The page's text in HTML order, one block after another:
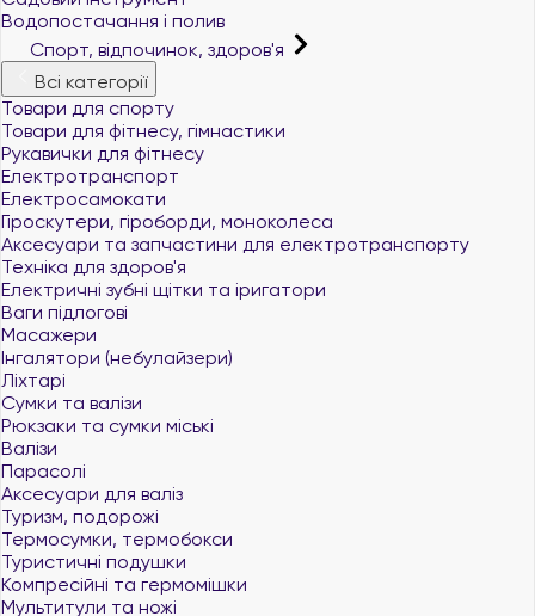
Водопостачання і полив
Спорт, відпочинок, здоров'я
Всі категорії
Товари для спорту
Товари для фітнесу, гімнастики
Рукавички для фітнесу
Електротранспорт
Електросамокати
Гіроскутери, гіроборди, моноколеса
Аксесуари та запчастини для електротранспорту
Техніка для здоров'я
Електричні зубні щітки та іригатори
Ваги підлогові
Масажери
Інгалятори (небулайзери)
Ліхтарі
Сумки та валізи
Рюкзаки та сумки міські
Валізи
Парасолі
Аксесуари для валіз
Туризм, подорожі
Термосумки, термобокси
Туристичні подушки
Компресійні та гермомішки
Мультитули та ножі